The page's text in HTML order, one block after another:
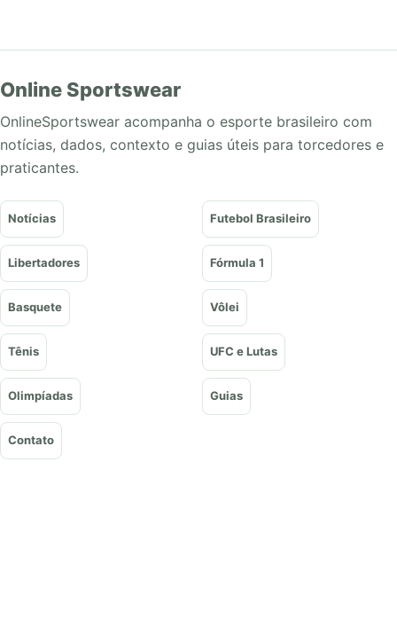
Online Sportswear
OnlineSportswear acompanha o esporte brasileiro com
notícias, dados, contexto e guias úteis para torcedores e
praticantes.
Notícias Futebol Brasileiro
Libertadores Fórmula 1
Basquete Vôlei
Tênis UFC e Lutas
Olimpíadas Guias
Contato